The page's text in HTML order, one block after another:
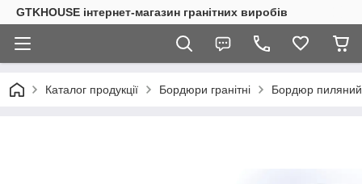
GTKHOUSE інтернет-магазин гранітних виробів
Каталог продукції Бордюри гранітні Бордюр пиляний